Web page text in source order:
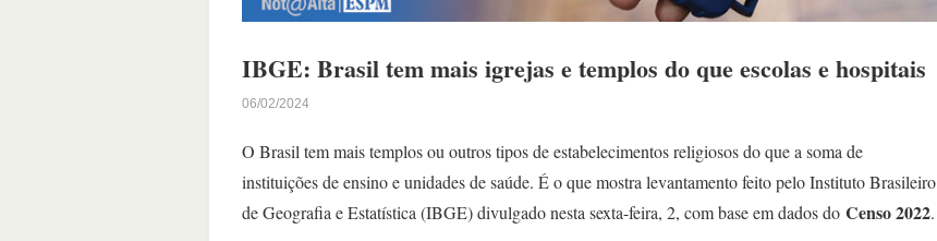
IBGE: Brasil tem mais igrejas e templos do que escolas e hospitais
06/02/2024
O Brasil tem mais templos ou outros tipos de estabelecimentos religiosos do que a soma de
instituições de ensino e unidades de saúde. É o que mostra levantamento feito pelo Instituto Brasileiro
de Geografia e Estatística (IBGE) divulgado nesta sexta-feira, 2, com base em dados do Censo 2022.